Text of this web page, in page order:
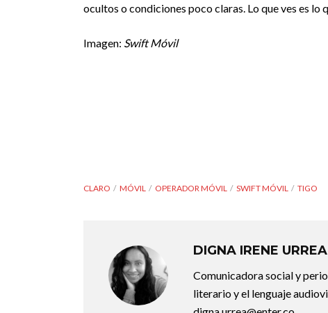
ocultos o condiciones poco claras. Lo que ves es
Imagen: Swift Móvil
CLARO MÓVIL OPERADOR MÓVIL SWIFT MÓVIL TIGO
DIGNA IRENE URREA
Comunicadora social y
literario y el lenguaje